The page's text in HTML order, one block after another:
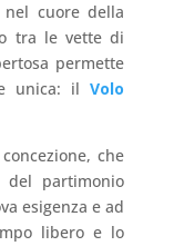
cuore della
tra le vette di
permette
unica: ilVolo
che
del partimonio
esigenza e ad
libero e lo